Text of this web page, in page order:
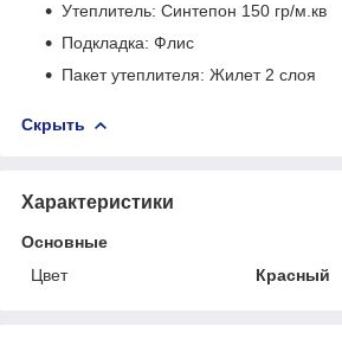
Утеплитель: Синтепон 150 гр/м.кв
Подкладка: Флис
Пакет утеплителя: Жилет 2 слоя
Скрыть
Характеристики
Основные
Цвет
Красный